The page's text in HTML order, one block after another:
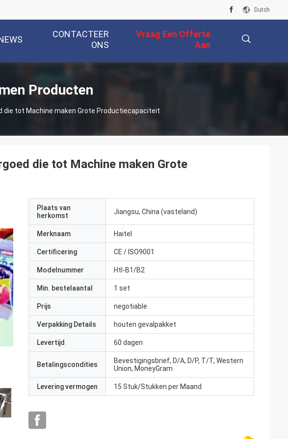
Dutch
CONTACTEER
ONS
Vraag Een Offerte
Aan
Producten
die tot Machine maken Grote Productiecapaciteit
die tot Machine maken Grote
Plaats van
herkomst
Jiangsu, China (vasteland)
Merknaam Haitel
Certificering CE / ISO9001
Modelnummer Htl-B1/B2
Min. bestelaantal 1 set
Prijs negotiable
Verpakking Details houten gevalpakket
Levertijd 60 dagen
Betalingscondities
Bevestigingsbrief, D/A, D/P, T/T, Western
Union, MoneyGram
Levering vermogen 15 Stuk/Stukken per Maand